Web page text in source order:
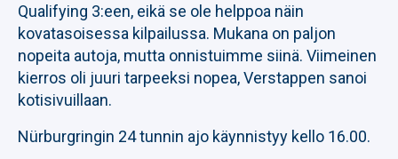
Qualifying 3:een, eikä se ole helppoa näin
kovatasoisessa kilpailussa. Mukana on paljon
nopeita autoja, mutta onnistuimme siinä. Viimeinen
kierros oli juuri tarpeeksi nopea, Verstappen sanoi
kotisivuillaan.
Nürburgringin 24 tunnin ajo käynnistyy kello 16.00.